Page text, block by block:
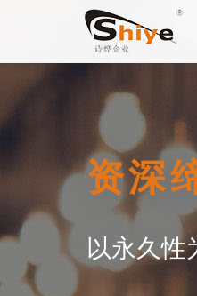
资深
以永久性